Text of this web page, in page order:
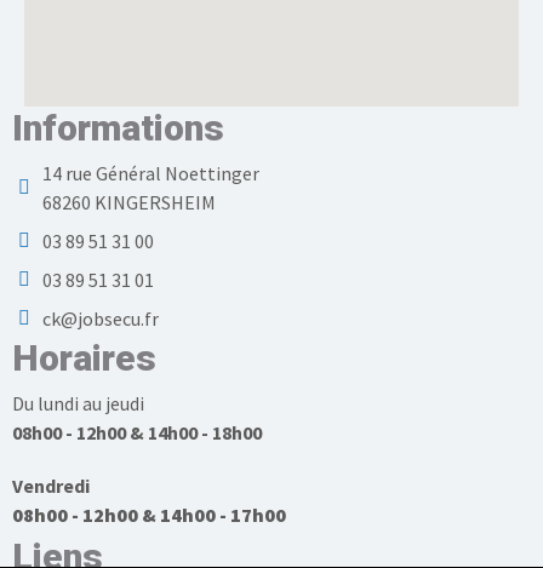
Informations
14 rue Général Noettinger
68260 KINGERSHEIM
03 89 51 31 00
03 89 51 31 01
ck@jobsecu.fr
Horaires
Du lundi au jeudi
08h00 - 12h00 & 14h00 - 18h00
Vendredi
08h00 - 12h00 & 14h00 - 17h00
Liens